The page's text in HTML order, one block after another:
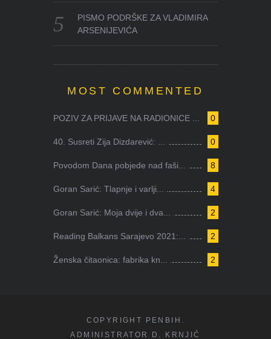
PISMO PODRŠKE ZA VLADIMIRA
ARSENIJEVIĆA
MOST COMMENTED
0
POZIV ZA PRIJAVE NA RADIONICE ...
0
40. Susreti Zija Dizdarević: ...
8
Povodom Dana pobjede nad faši...
4
Goran Sarić: Tlapnje i varlji...
2
Goran Sarić: Moja dvije i dva...
2
Reading Balkans Sarajevo 2021:...
2
Ženska čitaonica: fabrika kn...
COPYRIGHT PENBIH.
ADMINISTRATOR D. KRNJIĆ